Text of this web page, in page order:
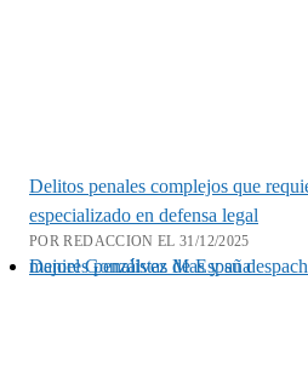
Delitos penales complejos que
especializado en defensa legal
POR REDACCION EL 31/12/2025
Daniel Gonzálvez Mas y su despacho Danigmas, entre los mejores penalistas de España